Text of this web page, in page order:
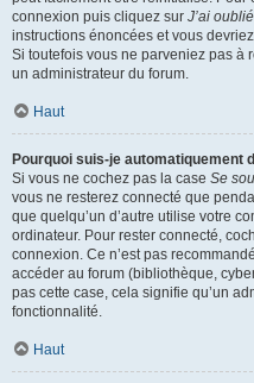
connexion puis cliquez sur J’ai
instructions énoncées et vous
Si toutefois vous ne parveniez pas à
un administrateur du forum.
Haut
Pourquoi suis-je automatiquement
Si vous ne cochez pas la case Se
vous ne resterez connecté que
que quelqu’un d’autre utilise votre
ordinateur. Pour rester connecté,
connexion. Ce n’est pas
accéder au forum (bibliothèque,
pas cette case, cela signifie qu’un
fonctionnalité.
Haut